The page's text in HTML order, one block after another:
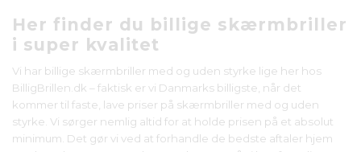
Her finder du billige skærmbriller
i super kvalitet
Vi har billige skærmbriller med og uden styrke lige her hos
BilligBrillen.dk – faktisk er vi Danmarks billigste, når det
kommer til faste, lave priser på skærmbriller med og uden
styrke. Vi sørger nemlig altid for at holde prisen på et absolut
minimum. Det gør vi ved at forhandle de bedste aftaler hjem